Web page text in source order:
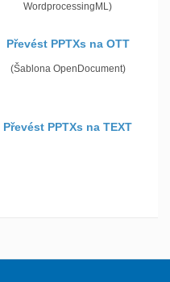
WordprocessingML)
Převést PPTXs na OTT
(Šablona OpenDocument)
Převést PPTXs na TEXT